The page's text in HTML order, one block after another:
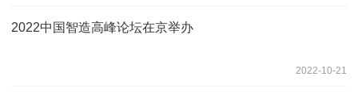
2022中国智造高峰论坛在京举办
2022-10-21